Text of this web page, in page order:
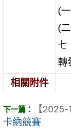
(
(
七
轉
相關附件
【2025-
卡納競賽